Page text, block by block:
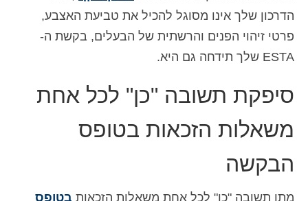
Norsk bokmål
( נורווגית
Polski
(פולנית)
Português
(פורטוגזית
סלאבית
Svenska
הדרכון שלך אינו מסוגל להכיל את טביעת האצבע,
פרטי זיהוי הפנים והרשתית של הבעלים, בקשת ה-
ESTA שלך תידחה גם היא.
סיפקת תשובה "כן" לכל אחת
משאלות הזכאות בטופס
הבקשה
מתן תשובה "כן" לכל אחת משאלות הזכאות בטופס